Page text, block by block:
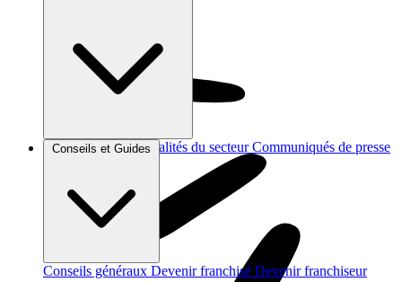
Brèves et actus Actualités du secteur Communiqués de presse
Conseils et Guides
Conseils généraux Devenir franchisé Devenir franchiseur